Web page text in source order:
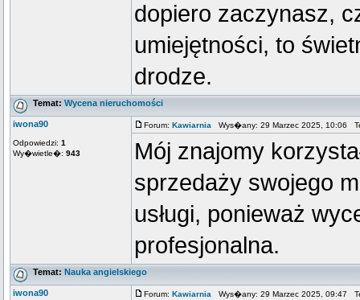
dopiero zaczynasz,
umiejętności, to
drodze.
Temat: Wycena nieruchomości
iwona90
Odpowiedzi: 1
Wy�wietle�: 943
Forum: Kawiarnia Wys�any: 29 Marzec 2025, 10:06
Mój znajomy
sprzedaży swojego
usługi, ponieważ
profesjonalna.
Temat: Nauka angielskiego
iwona90 Forum: Kawiarnia Wys�any: 29 Marzec 2025, 09:47